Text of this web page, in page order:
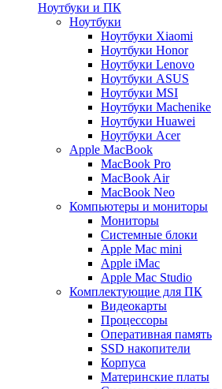
Ноутбуки и ПК
Ноутбуки
Ноутбуки Xiaomi
Ноутбуки Honor
Ноутбуки Lenovo
Ноутбуки ASUS
Ноутбуки MSI
Ноутбуки Machenike
Ноутбуки Huawei
Ноутбуки Acer
Apple MacBook
MacBook Pro
MacBook Air
MacBook Neo
Компьютеры и мониторы
Мониторы
Системные блоки
Apple Mac mini
Apple iMac
Apple Mac Studio
Комплектующие для ПК
Видеокарты
Процессоры
Оперативная память
SSD накопители
Корпуса
Материнские платы